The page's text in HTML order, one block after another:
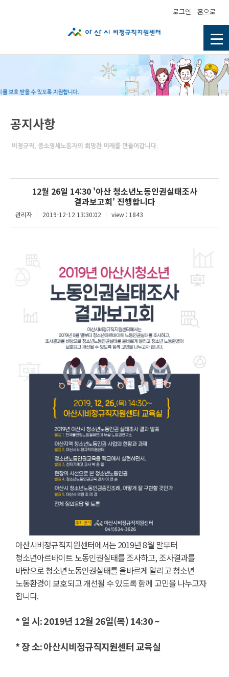
로그인 홈으로
공지사항
12월 26일 14:30 '아산 청소년노동인권실태조사
결과보고회' 진행합니다
관리자 2019-12-12 13:30:02 view : 1843
아산시비정규직지원센터에서는2019년8월 말부터
청소년아르바이트 노동인권실태를 조사하고, 조사결과를
바탕으로 청소년노동인권실태를 올바르게 알리고 청소년
노동환경이 보호되고 개선될 수 있도록 함께 고민을 나누고자
합니다.
* 일 시: 2019년 12월 26일(목)14:30 ~
* 장 소:아산시비정규직지원센터 교육실